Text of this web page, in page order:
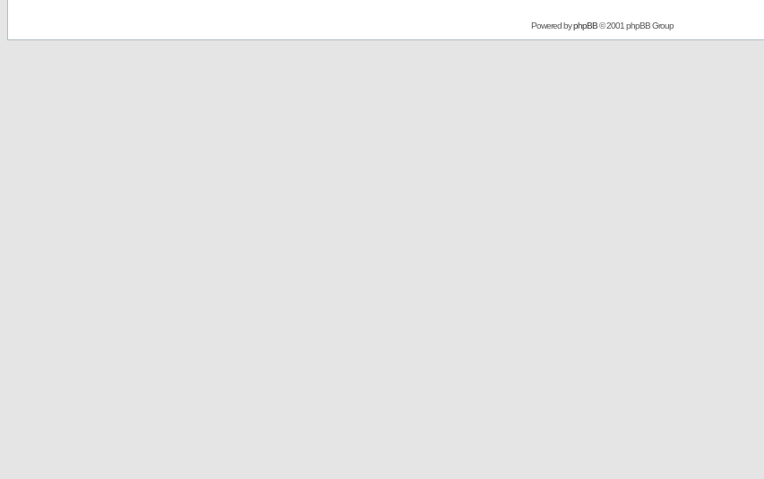
Powered byphpBB© 2001 phpBB Group